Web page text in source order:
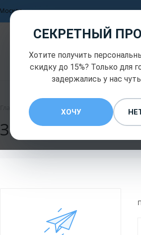
HOBOT INC
— Запчасти и комплектующие
Запчасти и
СЕКРЕТНЫЙ
Хотите получить
скидку до 15%? Только для
задержались у нас
ХОЧУ